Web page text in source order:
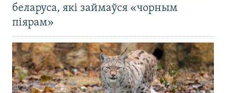
беларуса, які займаўся «чорным
піярам»